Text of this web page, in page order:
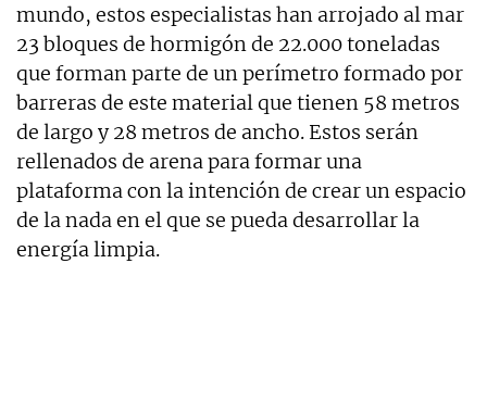
mundo, estos especialistas han arrojado al mar
23 bloques de hormigón de 22.000 toneladas
que forman parte de un perímetro formado por
barreras de este material que tienen 58 metros
de largo y 28 metros de ancho. Estos serán
rellenados de arena para formar una
plataforma con la intención de crear un espacio
de la nada en el que se pueda desarrollar la
energía limpia.